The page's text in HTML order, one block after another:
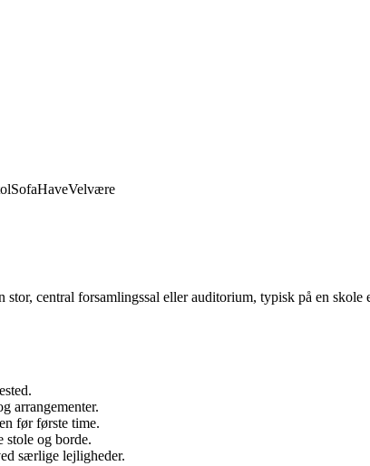
SofaHaveVelvære
stor, central forsamlingssal eller auditorium, typisk på en
arrangementer.
før første time.
stole og borde.
særlige lejligheder.